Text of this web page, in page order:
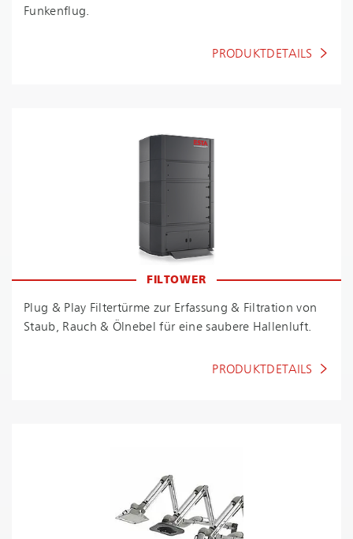
Funkenflug.
PRODUKTDETAILS
FILTOWER
Plug & Play Filtertürme zur Erfassung & Filtration von
Staub, Rauch & Ölnebel für eine saubere Hallenluft.
PRODUKTDETAILS